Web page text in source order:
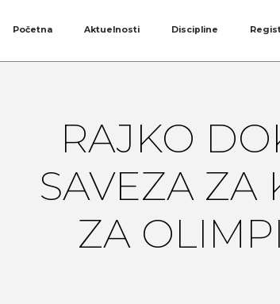
Početna Aktuelnosti Discipline
RAJKO
SAVEZA ZA
ZA